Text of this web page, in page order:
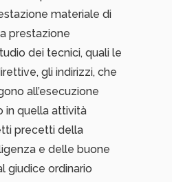
materiale di
prestazione
dei tecnici, quali le
gli indirizzi, che
all’esecuzione
in quella attività
precetti della
e delle buone
giudice ordinario